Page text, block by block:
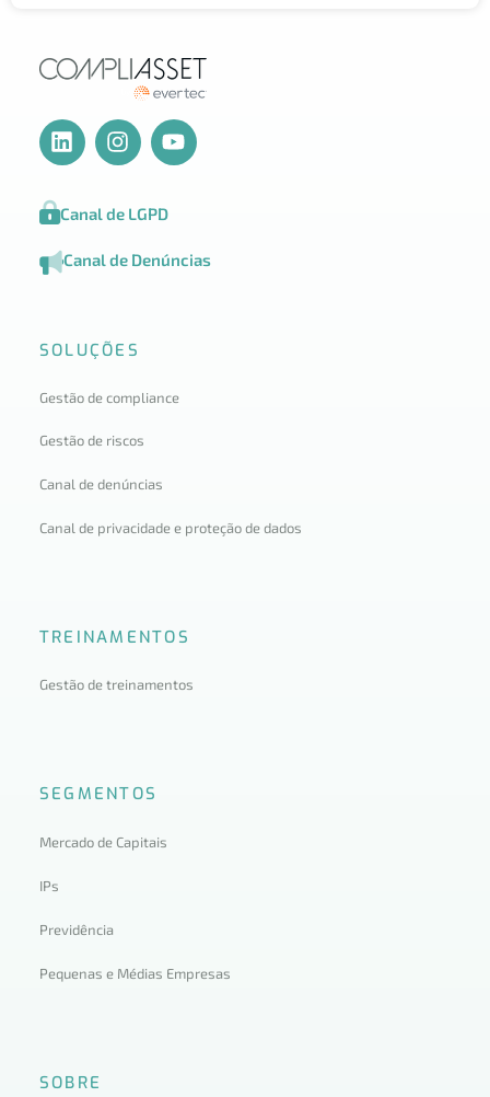
Canal de LGPD
Canal de Denúncias
SOLUÇÕES
Gestão de compliance
Gestão de riscos
Canal de denúncias
Canal de privacidade e proteção de dados
TREINAMENTOS
Gestão de treinamentos
SEGMENTOS
Mercado de Capitais
IPs
Previdência
Pequenas e Médias Empresas
SOBRE